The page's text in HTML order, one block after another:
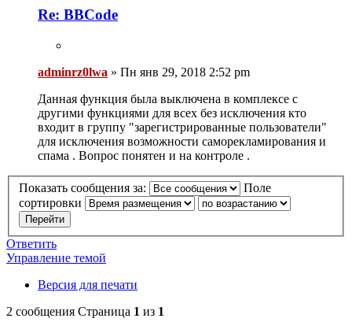
Re: BBCode
adminrz0lwa » Пн янв 29, 2018 2:52 pm
Данная функция была выключена в комплексе с
другими функциями для всех без исключения кто
входит в группу "зарегистрированные пользователи"
для исключения возможности саморекламирования и
спама . Вопрос понятен и на контроле .
Показать сообщения за:
Поле
сортировки
Ответить
Управление темой
Версия для печати
2 сообщения Страница 1 из 1